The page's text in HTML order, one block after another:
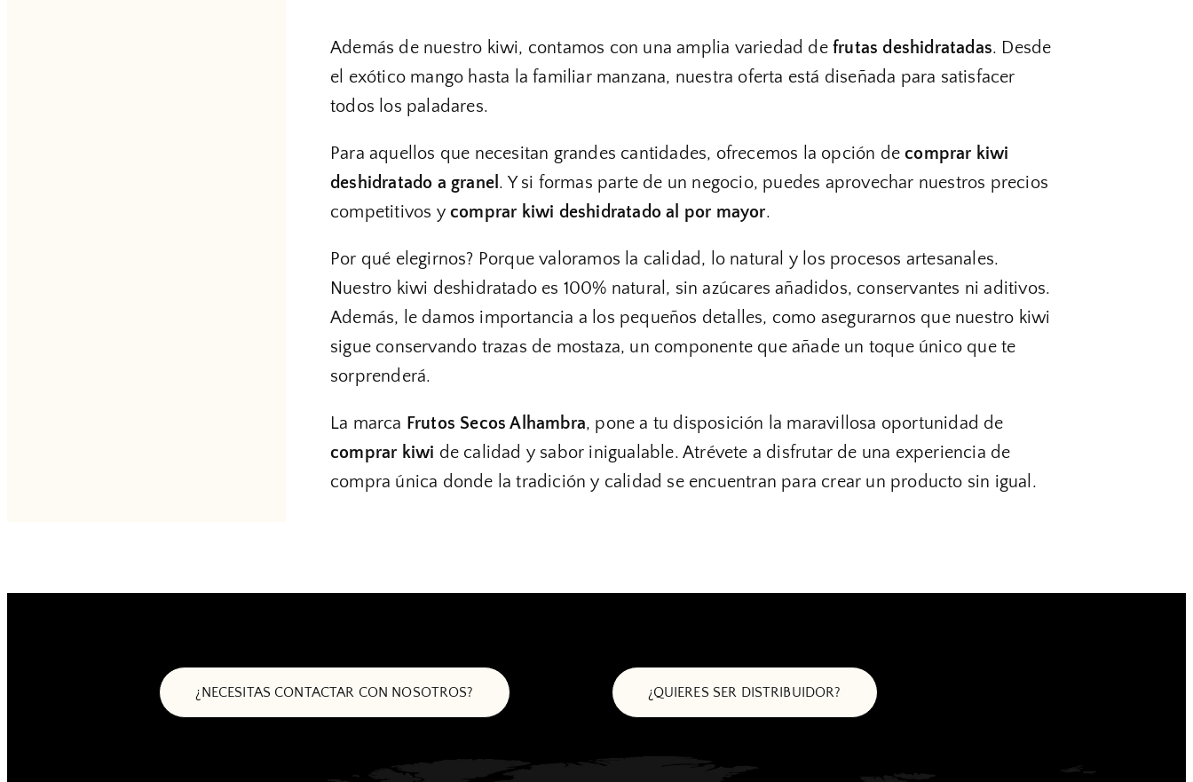
Además de nuestro kiwi, contamos con una amplia variedad de frutas deshidratadas. Desde
el exótico mango hasta la familiar manzana, nuestra oferta está diseñada para satisfacer
todos los paladares.
Para aquellos que necesitan grandes cantidades, ofrecemos la opción decomprar kiwi
deshidratado a granel . Y si formas parte de un negocio, puedes aprovechar nuestros precios
competitivos y comprar kiwi deshidratado al por mayor.
Por qué elegirnos? Porque valoramos la calidad, lo natural y los procesos artesanales.
Nuestro kiwi deshidratado es 100% natural, sin azúcares añadidos, conservantes ni aditivos.
Además, le damos importancia a los pequeños detalles, como asegurarnos que nuestro kiwi
sigue conservando trazas de mostaza, un componente que añade un toque único que te
sorprenderá.
La marca Frutos Secos Alhambra, pone a tu disposición la maravillosa oportunidad de
comprar kiwi de calidad y sabor inigualable. Atrévete a disfrutar de una experiencia de
compra única donde la tradición y calidad se encuentran para crear un producto sin igual.
¿NECESITAS CONTACTAR CON NOSOTROS? ¿QUIERES SER DISTRIBUIDOR?